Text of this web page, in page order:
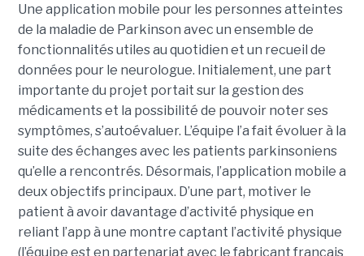
Une application mobile pour les personnes atteintes
de la maladie de Parkinson avec un ensemble de
fonctionnalités utiles au quotidien et un recueil de
données pour le neurologue. Initialement, une part
importante du projet portait sur la gestion des
médicaments et la possibilité de pouvoir noter ses
symptômes, s’autoévaluer. L’équipe l’a fait évoluer à la
suite des échanges avec les patients parkinsoniens
qu’elle a rencontrés. Désormais, l’application mobile a
deux objectifs principaux. D’une part, motiver le
patient à avoir davantage d’activité physique en
reliant l’app à une montre captant l’activité physique
(l’équipe est en partenariat avec le fabricant français